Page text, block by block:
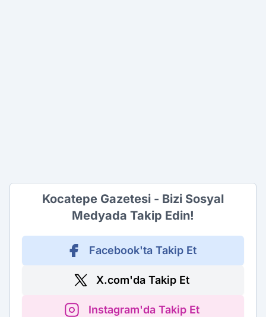
Kocatepe Gazetesi - Bizi Sosyal
Medyada Takip Edin!
Facebook'ta Takip Et
X.com'da Takip Et
Instagram'da Takip Et